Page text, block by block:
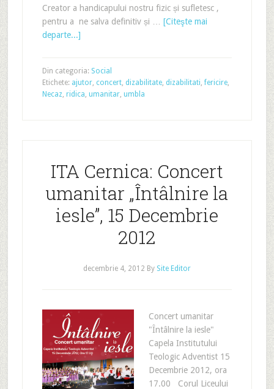
Creator a handicapului nostru fizic și sufletesc ,
pentru a ne salva definitiv și … [Citeşte mai
departe...]
Din categoria: Social
Etichete: ajutor, concert, dizabilitate, dizabilitati,fericire,
Necaz, ridica, umanitar, umbla
ITA Cernica: Concert
umanitar „Întâlnire la
iesle”, 15 Decembrie
2012
decembrie 4, 2012 By Site Editor
Concert umanitar
"Întâlnire la iesle"
Capela Institutului
Teologic Adventist 15
Decembrie 2012, ora
17.00 Corul Liceului